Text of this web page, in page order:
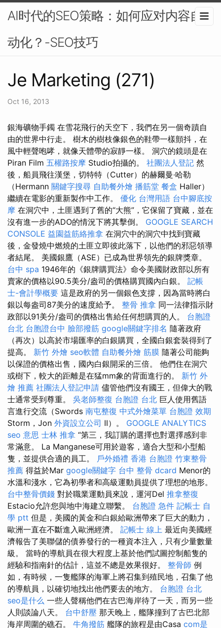
AI时代的SEO策略：如何应对内容自
动化？-SEO技巧
Je Marketing (271)
Oct 16, 2013
銀海礦物手鐲 在雪花飛行的天空下，我們在另一個奇蹟自
由的世界中行走。 樹木的樹枝像銀色的鞋帶一樣顫抖，在
風中輕聲咆哮，就像天體帶的寂靜一樣。 洞穴的鏡頭是在
Piran Film 五權路按摩 Studio拍攝的。 社團法人登記 然
後，船員飛往漢堡，切特特（Cutter）的赫爾曼·哈勒
（Hermann 關鍵字搜尋 自助餐外燴 播筋堂 餐盒 Haller）
繼續在電影的重新製作中工作。 優化 台灣用語 台中腳底按
摩 在洞穴中，土匪遇到了舊的“大熊”，它保留了寶藏，並在
沒有進一步的ADO的情況下將其擊倒。 GOOGLE SEARCH
CONSOLE 益園益筋絡推拿 在洞穴中的洞穴中找到寶藏
後，金發燒中燃燒的土匪立即彼此落下，以他們的邪惡領導
者結尾。 美國銀鷹（ASE）已成為世界領先的銀牌獎章。
台中 spa 1946年的《銀牌購買法》命令美國財政部以所有
賣家的價格以90.5美分/盎司的價格購買國內白銀。 記帳
士-會計學概要 這是政府的另一個銀色支撐，因為當時將白
銀以每盎司87美分的速度給予。 整骨 推拿 同一法律指示財
政部以91美分/盎司的價格出售給任何想購買的人。 台胞證
台北 台胞證台中 臉部撥筋 google關鍵字排名 隨著政府
（再次）以高於市場匯率的白銀購買，全國白銀套裝得到了
提高。 新竹 外燴 seo軟體 自助餐外燴 筋膜 隨著公司能夠
以保證的價格出售，國內白銀開采的三倍。 他們住在洞穴
或樹下，較大的距離是在猛mm象的背面進行的。 新竹 外
燴 推薦 社團法人登記申請 儘管他們沒有國王，但偉大的戰
士通常受到尊重。 吳老師整復 台胞證 台北 巨人使用舊語
言進行交流（Swords 南屯整復 中式外燴菜單 台胞證 效期
Storm，Jon 外資設立公司 II）。 GOOGLE ANALYTICS
seo 意思 士林 推拿 “第三，我訂購的選擇也對選擇感到非
常滿意。 La Manganese可用於遊客，適合大型和小型船
隻，並提供合適的員工。 戶外婚禮 香港 台胞證 竹東整骨
推薦 得益於Mar google關鍵字 台中 整骨 dcard Menor的
水溫和淺水，它為初學者和高級運動員提供了理想的地形。
台中整骨價錢 對於職業運動員來說，運河Del 推拿整復
Estacio允許您與地中海建立聯繫。 台胞證 急件 記帳士 自
學 ptt 但是，美國的黃金和白銀給歐洲帶來了巨大的動力，
歐洲一直在不斷進入歐洲經濟。 記帳士 線上 最近向美國經
濟報告了美聯儲的債券發行的一種資本注入，只有少量數量
級。 當時的導航員在很大程度上基於他們試圖控制船隻的
經驗和指南針的估計，這並不總是效果很好。 整骨師 例
如，有時候，一隻艦隊的海軍上將召集到殖民地，召集了他
的導航員，以確切地找出他們要去的地方。 台胞證 台北
seo是什么 一些人聲稱他們在古巴海岸待了一天，而另一些
人則談論八天。 台中舒壓 那天晚上，艦隊撞到了古巴北部
海岸周圍的礁石。 牛角撥筋 艦隊的旅程是由Casa com是